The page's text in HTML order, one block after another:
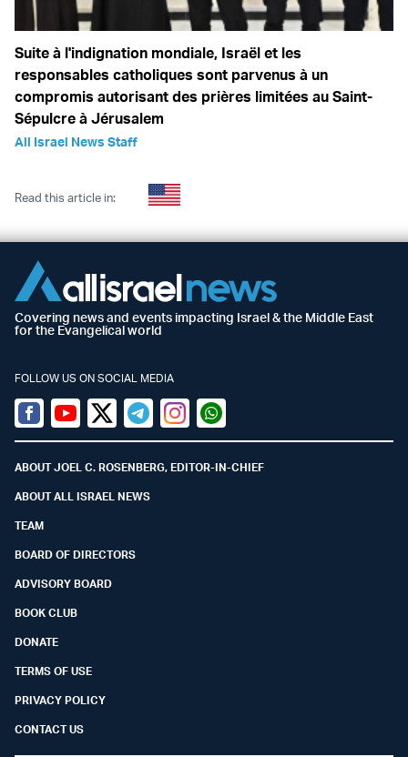
Suite à l'indignation mondiale, Israël et les
responsables catholiques sont parvenus à un
compromis autorisant des prières limitées au Saint-
Sépulcre à Jérusalem
All Israel News Staff
Read this article in:
Covering news and events impacting Israel & the Middle East
for the Evangelical world
FOLLOW US ON SOCIAL MEDIA
Facebook
YoutubeTwitter (X)
TelegramInstagramWhatsapp
ABOUT JOEL C. ROSENBERG, EDITOR-IN-CHIEF
ABOUT ALL ISRAEL NEWS
TEAM
BOARD OF DIRECTORS
ADVISORY BOARD
BOOK CLUB
DONATE
TERMS OF USE
PRIVACY POLICY
CONTACT US